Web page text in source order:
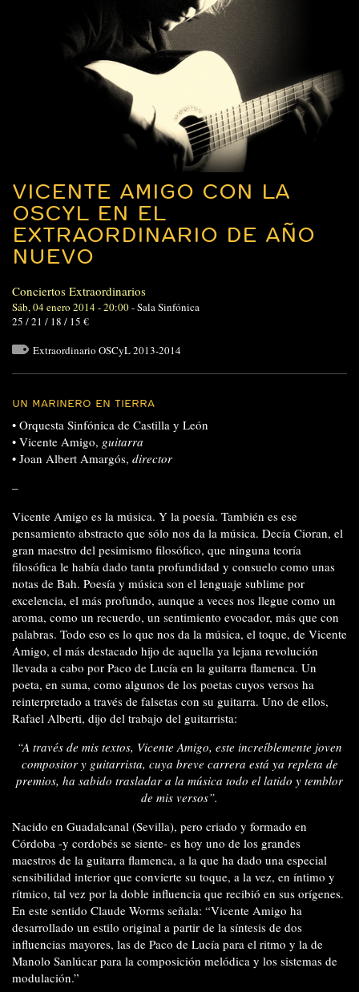
VICENTE AMIGO CON LA
OSCYL EN EL
EXTRAORDINARIO DE AÑO
NUEVO
Conciertos Extraordinarios
Sáb, 04 enero 2014 - 20:00-Sala Sinfónica
25 / 21 / 18 / 15 €
Extraordinario OSCyL 2013-2014
UN MARINERO EN TIERRA
• Orquesta Sinfónica de Castilla y León
• Vicente Amigo, guitarra
• Joan Albert Amargós, director
–
Vicente Amigo es la música. Y la poesía. También es ese
pensamiento abstracto que sólo nos da la música. Decía Cioran, el
gran maestro del pesimismo filosófico, que ninguna teoría
filosófica le había dado tanta profundidad y consuelo como unas
notas de Bah. Poesía y música son el lenguaje sublime por
excelencia, el más profundo, aunque a veces nos llegue como un
aroma, como un recuerdo, un sentimiento evocador, más que con
palabras. Todo eso es lo que nos da la música, el toque, de Vicente
Amigo, el más destacado hijo de aquella ya lejana revolución
llevada a cabo por Paco de Lucía en la guitarra flamenca. Un
poeta, en suma, como algunos de los poetas cuyos versos ha
reinterpretado a través de falsetas con su guitarra. Uno de ellos,
Rafael Alberti, dijo del trabajo del guitarrista:
“A través de mis textos, Vicente Amigo, este increíblemente joven
compositor y guitarrista, cuya breve carrera está ya repleta de
premios, ha sabido trasladar a la música todo el latido y temblor
de mis versos”.
Nacido en Guadalcanal (Sevilla), pero criado y formado en
Córdoba -y cordobés se siente- es hoy uno de los grandes
maestros de la guitarra flamenca, a la que ha dado una especial
sensibilidad interior que convierte su toque, a la vez, en íntimo y
rítmico, tal vez por la doble influencia que recibió en sus orígenes.
En este sentido Claude Worms señala: “Vicente Amigo ha
desarrollado un estilo original a partir de la síntesis de dos
influencias mayores, las de Paco de Lucía para el ritmo y la de
Manolo Sanlúcar para la composición melódica y los sistemas de
modulación.”